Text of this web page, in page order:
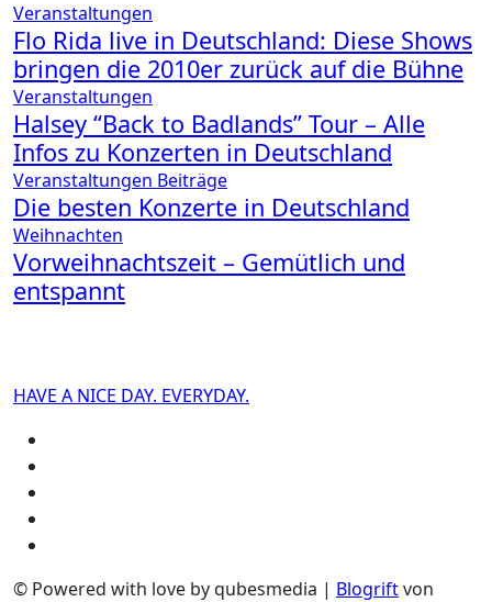
Veranstaltungen
Flo Rida live in Deutschland: Diese Shows
bringen die 2010er zurück auf die Bühne
Veranstaltungen
Halsey “Back to Badlands” Tour – Alle
Infos zu Konzerten in Deutschland
Veranstaltungen Beiträge
Die besten Konzerte in Deutschland
Weihnachten
Vorweihnachtszeit – Gemütlich und
entspannt
HAVE A NICE DAY. EVERYDAY.
© Powered with love by qubesmedia | Blogriftvon